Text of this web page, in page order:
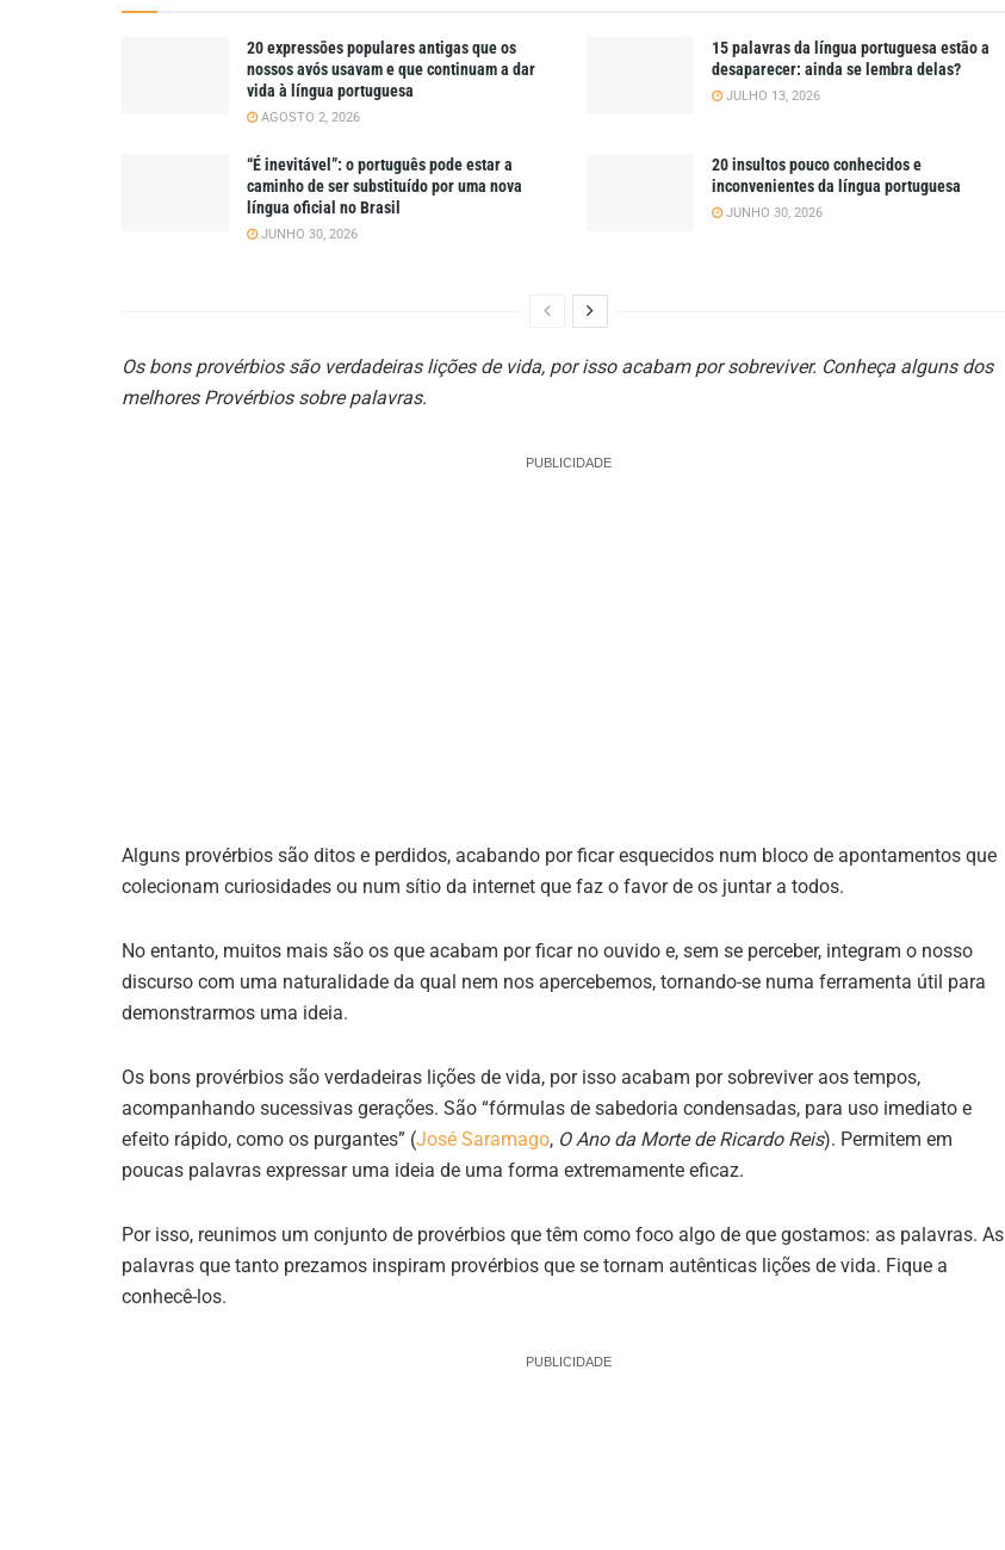
20 expressões populares antigas que os
nossos avós usavam e que continuam a dar
vida à língua portuguesa
AGOSTO 2, 2026
15 palavras da língua portuguesa estão a
desaparecer: ainda se lembra delas?
JULHO 13, 2026
“É inevitável”: o português pode estar a
caminho de ser substituído por uma nova
língua oficial no Brasil
JUNHO 30, 2026
20 insultos pouco conhecidos e
inconvenientes da língua portuguesa
JUNHO 30, 2026
Os bons provérbios são verdadeiras lições de vida, por isso acabam por sobreviver. Conheça alguns dos
melhores Provérbios sobre palavras.
PUBLICIDADE
Alguns provérbios são ditos e perdidos, acabando por ficar esquecidos num bloco de apontamentos que
colecionam curiosidades ou num sítio da internet que faz o favor de os juntar a todos.
No entanto, muitos mais são os que acabam por ficar no ouvido e, sem se perceber, integram o nosso
discurso com uma naturalidade da qual nem nos apercebemos, tornando-se numa ferramenta útil para
demonstrarmos uma ideia.
Os bons provérbios são verdadeiras lições de vida, por isso acabam por sobreviver aos tempos,
acompanhando sucessivas gerações. São “fórmulas de sabedoria condensadas, para uso imediato e
efeito rápido, como os purgantes” (José Saramago, O Ano da Morte de Ricardo Reis). Permitem em
poucas palavras expressar uma ideia de uma forma extremamente eficaz.
Por isso, reunimos um conjunto de provérbios que têm como foco algo de que gostamos: as palavras. As
palavras que tanto prezamos inspiram provérbios que se tornam autênticas lições de vida. Fique a
conhecê-los.
PUBLICIDADE